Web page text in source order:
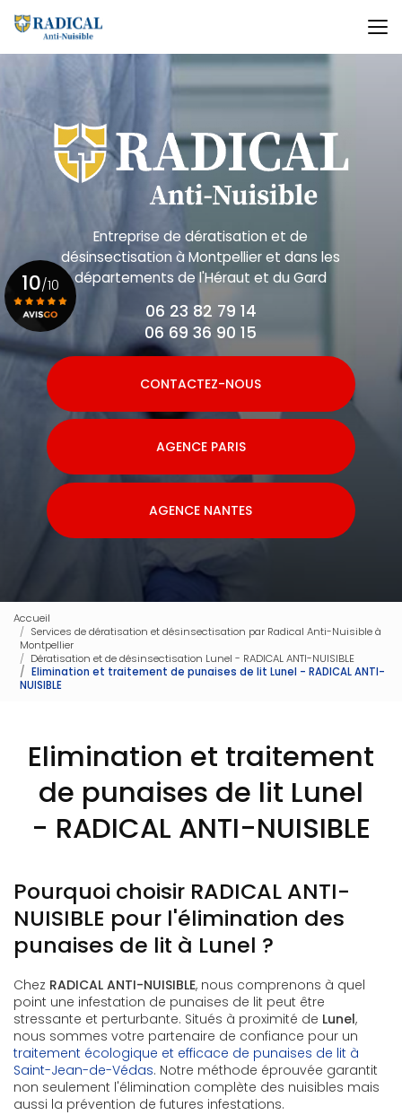
au
contenu
principal
Entreprise de dératisation et de
désinsectisationà Montpellier et dans les
départements de l'Héraut et du Gard
06 23 82 79 14
06 69 36 90 15
CONTACTEZ-NOUS
AGENCE PARIS
AGENCE NANTES
10/10
Voir le certificat
Accueil
Services de dératisation et désinsectisation par Radical Anti-Nuisible à
Montpellier
Dératisation et de désinsectisation Lunel - RADICAL ANTI-NUISIBLE
Elimination et traitement de punaises de lit Lunel - RADICAL ANTI-
NUISIBLE
Elimination et traitement
de punaises de lit Lunel
- RADICAL ANTI-NUISIBLE
Pourquoi choisir RADICAL ANTI-
NUISIBLE pour l'élimination des
punaises de lit à Lunel ?
Chez RADICAL ANTI-NUISIBLE, nous comprenons à quel
point une infestation de punaises de lit peut être
stressante et perturbante. Situés à proximité de Lunel,
nous sommes votre partenaire de confiance pour un
traitement écologique et efficace de punaises de lit à
Saint-Jean-de-Védas. Notre méthode éprouvée garantit
non seulement l'élimination complète des nuisibles mais
aussi la prévention de futures infestations.